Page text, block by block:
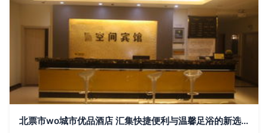
北票市wo城市优品酒店 汇集快捷便利与温馨足浴的新选择